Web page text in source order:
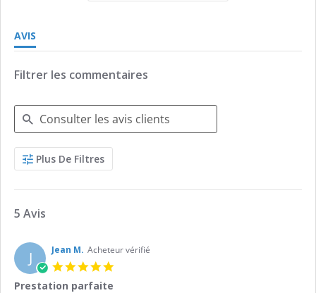
AVIS
Filtrer les commentaires
Search
ReviewsPlus De Filtres
5 Avis
J Jean M. Acheteur vérifié
Prestation parfaite